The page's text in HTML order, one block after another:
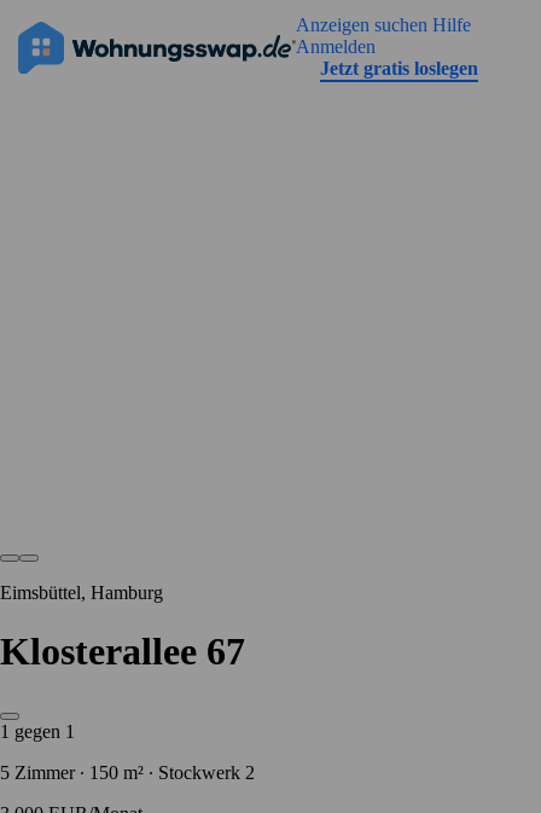
Anzeigen suchen Hilfe
Anmelden
Jetzt gratis loslegen
Die Anzeige hat noch keine Bilder
Straßenansicht
Eimsbüttel, Hamburg
Klosterallee 67
1 gegen 1
5 Zimmer ∙ 150 m² ∙ Stockwerk 2